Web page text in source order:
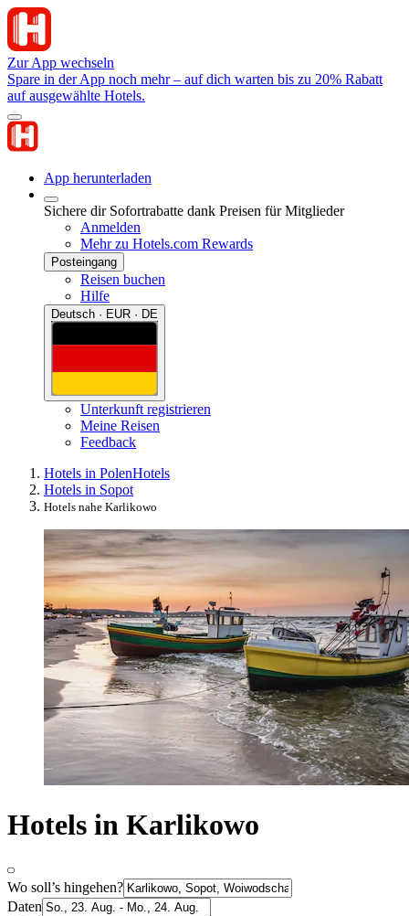
Zur App wechseln
Spare in der App noch mehr – auf dich warten bis zu 20% Rabatt
auf ausgewählte Hotels.
App herunterladen
Sichere dir Sofortrabatte dank Preisen für Mitglieder
Anmelden
Mehr zu Hotels.com Rewards
Posteingang
Reisen buchen
Hilfe
Deutsch · EUR · DE
Unterkunft registrieren
Meine Reisen
Feedback
Hotels in PolenHotels
Hotels in Sopot
Hotels nahe Karlikowo
Hotels in Karlikowo
Wo soll’s hingehen?
Daten